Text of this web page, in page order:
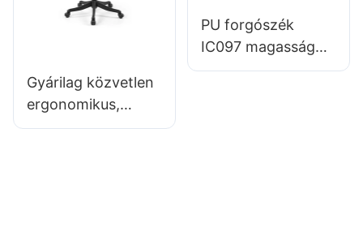
Gyárilag közvetlen
ergonomikus,
öntött PU habból
PU forgószék
IC097 magasság
beállítással stabil 5-